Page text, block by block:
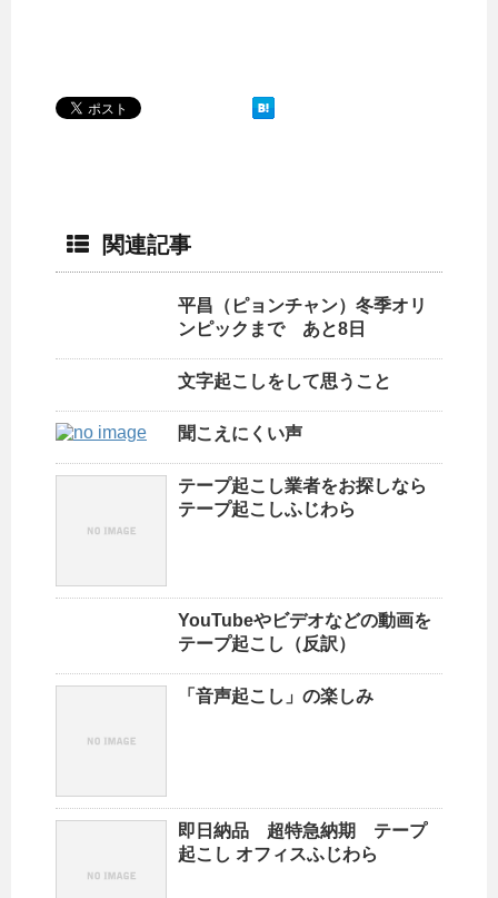
関連記事
平昌（ピョンチャン）冬季オリ
ンピックまで あと8日
文字起こしをして思うこと
聞こえにくい声
テープ起こし業者をお探しなら
テープ起こしふじわら
YouTubeやビデオなどの動画を
テープ起こし（反訳）
「音声起こし」の楽しみ
即日納品 超特急納期 テープ
起こし オフィスふじわら